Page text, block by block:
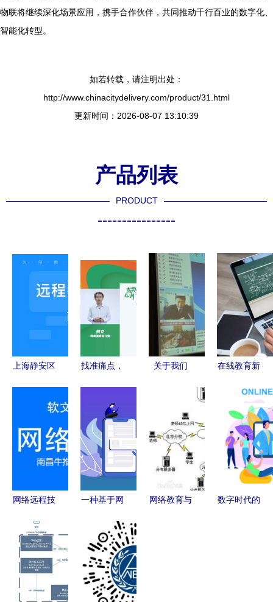
物联将继续深化场景应用，携手合作伙伴，共同推动千行百业的数字化、
智能化转型。
如若转载，请注明出处：
http://www.chinacitydelivery.com/product/31.html
更新时间：2026-08-07 13:10:39
产品列表
PRODUCT
----------------
上海静安区
训机构发展
指南
找准痛点，
式解决方案
破解教育企
业出海难题
关于我们
的无限可能
在线教育新
MOOC平台
加盟与网络
远程技术教
育的发展机
遇
网络远程技
广渠道 构
建高效学习
生态的桥梁
一种基于网
教育的设计
装置探索
网络教育与
数字时代的